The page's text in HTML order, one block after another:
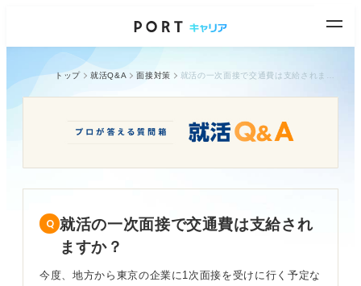
トップ 就活Q&A 面接対策
就活の一次面接で交通費は支給され
ますか？
今度、地方から東京の企業に1次面接を受けに行く予定な